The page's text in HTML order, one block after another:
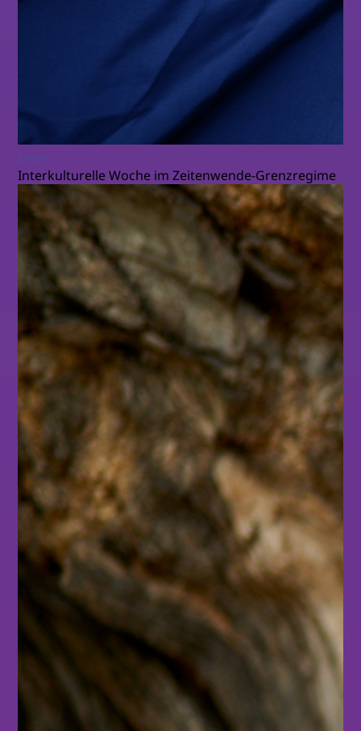
Interkulturelle Woche im Zeitenwende-Grenzregime